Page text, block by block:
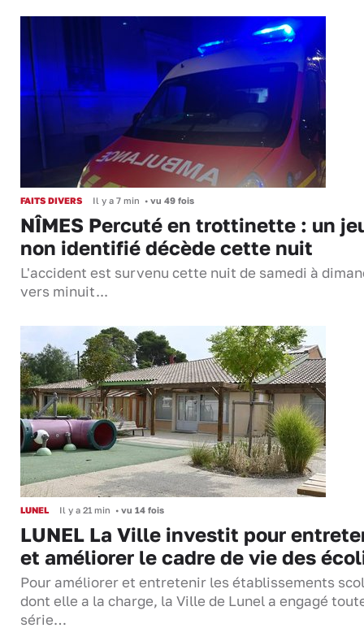
FAITS DIVERS Il y a 7 min • vu 49 fois
NÎMES Percuté en trottinette : un
non identifié décède cette nuit
L'accident est survenu cette nuit de samedi à
vers minuit...
LUNEL Il y a 21 min • vu 14 fois
LUNEL La Ville investit pour
et améliorer le cadre de vie des
Pour améliorer et entretenir les établissements
dont elle a la charge, la Ville de Lunel a engagé
série…